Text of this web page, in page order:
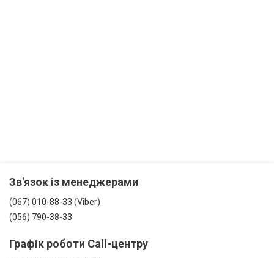
Зв'язок із менеджерами
(067) 010-88-33 (Viber)
(056) 790-38-33
Графік роботи Call-центру